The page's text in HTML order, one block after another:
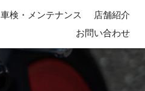
車検・メンテナンス
店舗紹介
お問い合わせ